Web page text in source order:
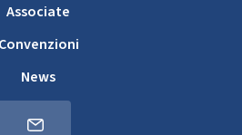
Associate
Convenzioni
News